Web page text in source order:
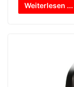
Weiterlesen ...